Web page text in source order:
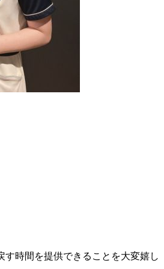
す時間を提供できることを大変嬉し